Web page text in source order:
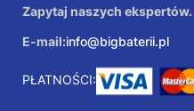
Zapytaj naszych
E-mail:info@bigbaterii.pl
PŁATNOŚCI: